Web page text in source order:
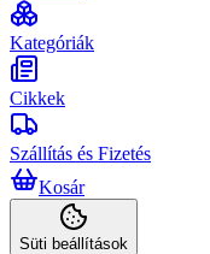
Kategóriák
Cikkek
Szállítás és Fizetés
Kosár
Süti beállítások